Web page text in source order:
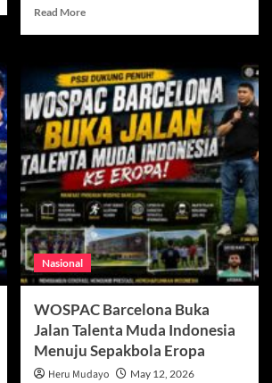
Read MoreRead
Sananta
Pulang
ke
Liga
Indonesia,
Persebaya
Jadi
Pelabuhan
Baru
Nasional
WOSPAC Barcelona Buka
Jalan Talenta Muda Indonesia
Menuju Sepakbola Eropa
Heru Mudayo May 12, 2026